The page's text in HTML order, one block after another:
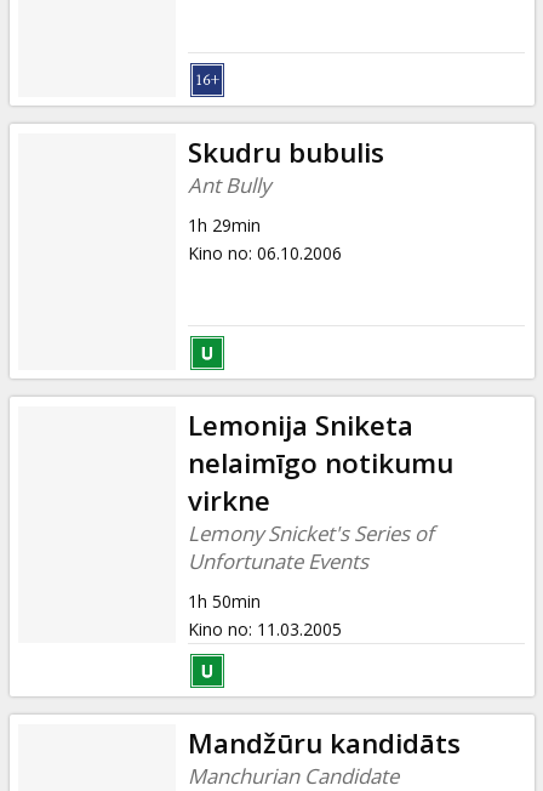
Skudru bubulis
Ant Bully
1h 29min
Kino no: 06.10.2006
Lemonija Sniketa
nelaimīgo notikumu
virkne
Lemony Snicket's Series of
Unfortunate Events
1h 50min
Kino no: 11.03.2005
Mandžūru kandidāts
Manchurian Candidate